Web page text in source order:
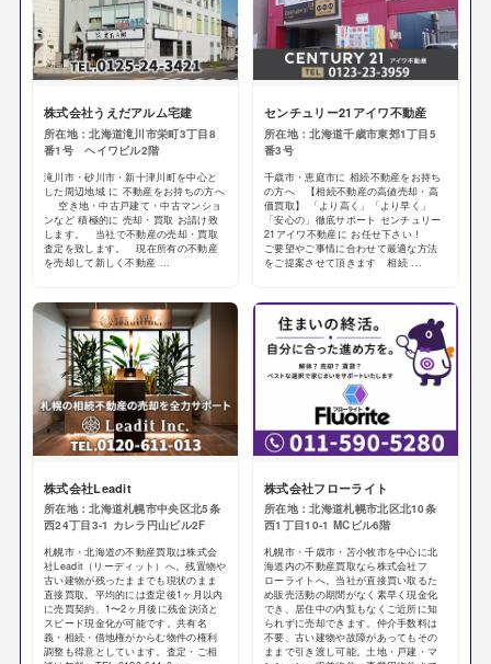
株式会社うえだアルム宅建
所在地：北海道滝川市栄町3丁目8
番1号 ヘイワビル2階
滝川市・砂川市・新十津川町を中心と
した周辺地域 に 不動産をお持ちの方へ
空き地・中古戸建て・中古マンショ
ンなど 積極的に 売却・買取 お請け致
します。 当社で不動産の売却・買取
査定を致します。 現在所有の不動産
を売却して新しく不動産 ...
センチュリー21アイワ不動産
所在地：北海道千歳市東郊1丁目5
番3号
千歳市・恵庭市に 相続不動産をお持ち
の方へ 【相続不動産の高値売却・高
価買取】 「より高く」「より早く」
「安心の」徹底サポート センチュリー
21アイワ不動産に お任せ下さい！
ご要望やご事情に合わせて最適な方法
をご提案させて頂きます 相続 ...
株式会社Leadit
所在地：北海道札幌市中央区北5条
西24丁目3-1 カレラ円山ビル2F
札幌市・北海道の不動産買取は株式会
社Leadit（リーディット）へ。残置物や
古い建物が残ったままでも現状のまま
直接買取。平均的には査定後1ヶ月以内
に売買契約、1〜2ヶ月後に残金決済と
スピード現金化が可能です。共有名
義・相続・借地権がからむ物件の権利
調整も得意としています。査定・ご相
株式会社フローライト
所在地：北海道札幌市北区北10条
西1丁目10-1 MCビル6階
札幌市・千歳市・苫小牧市を中心に北
海道内の不動産買取なら株式会社フ
ローライトへ。当社が直接買い取るた
め販売活動の期間がなく素早く現金化
でき、居住中の内覧もなくご近所に知
られずに売却できます。仲介手数料は
不要、古い建物や故障があってもその
ままで引き渡し可能。土地・戸建・マ